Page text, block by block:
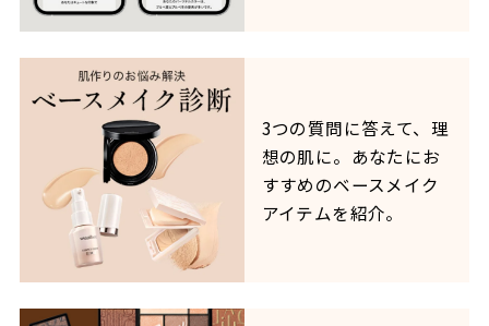
3つの質問に答えて、理
想の肌に。あなたにお
すすめのベースメイク
アイテムを紹介。